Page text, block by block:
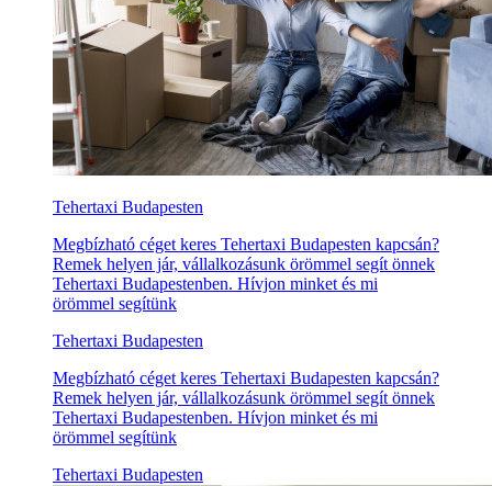
Tehertaxi Budapesten
Megbízható céget keres Tehertaxi Budapesten kapcsán?
Remek helyen jár, vállalkozásunk örömmel segít önnek
Tehertaxi Budapestenben. Hívjon minket és mi
örömmel segítünk
Tehertaxi Budapesten
Megbízható céget keres Tehertaxi Budapesten kapcsán?
Remek helyen jár, vállalkozásunk örömmel segít önnek
Tehertaxi Budapestenben. Hívjon minket és mi
örömmel segítünk
Tehertaxi Budapesten